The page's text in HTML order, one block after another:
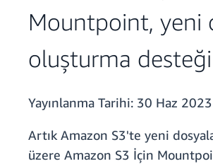
Mountpoint, yeni
oluşturma
Yayınlanma Tarihi: 30 Haz 2023
Artık Amazon S3'te yeni
üzere Amazon S3 İçin